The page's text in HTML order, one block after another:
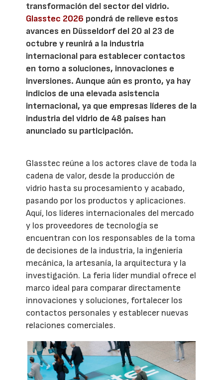
transformación del sector del vidrio.
Glasstec 2026 pondrá de relieve estos
avances en Düsseldorf del 20 al 23 de
octubre y reunirá a la industria
internacional para establecer contactos
en torno a soluciones, innovaciones e
inversiones. Aunque aún es pronto, ya hay
indicios de una elevada asistencia
internacional, ya que empresas líderes de la
industria del vidrio de 48 países han
anunciado su participación.
Glasstec reúne a los actores clave de toda la
cadena de valor, desde la producción de
vidrio hasta su procesamiento y acabado,
pasando por los productos y aplicaciones.
Aquí, los líderes internacionales del mercado
y los proveedores de tecnología se
encuentran con los responsables de la toma
de decisiones de la industria, la ingeniería
mecánica, la artesanía, la arquitectura y la
investigación. La feria líder mundial ofrece el
marco ideal para comparar directamente
innovaciones y soluciones, fortalecer los
contactos personales y establecer nuevas
relaciones comerciales.